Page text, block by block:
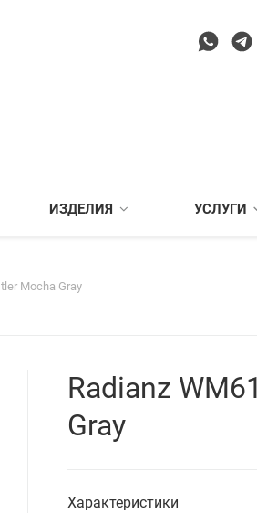
ИЗДЕЛИЯ УСЛУГИ
Mocha Gray
Radianz
Gray
Характеристики